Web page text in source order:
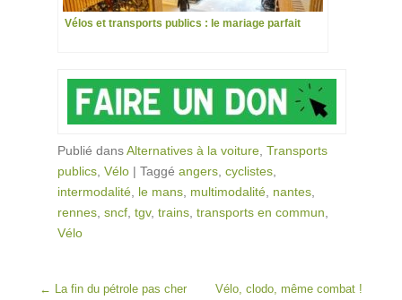
Vélos et transports publics : le mariage parfait
Publié dansAlternatives à la voiture, Transports
publics, Vélo | Taggé angers, cyclistes,
intermodalité, le mans, multimodalité, nantes,
rennes, sncf, tgv, trains, transports en commun,
Vélo
Post navigation
← La fin du pétrole pas cher
Vélo, clodo, même combat !